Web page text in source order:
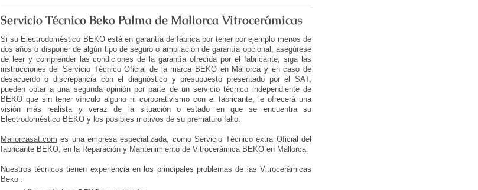
Servicio Técnico Beko Palma de Mallorca Vitrocerámicas
Si su Electrodoméstico BEKO está en garantía de fábrica por tener por ejemplo menos de
dos años o disponer de algún tipo de seguro o ampliación de garantía opcional, asegúrese
de leer y comprender las condiciones de la garantía ofrecida por el fabricante, siga las
instrucciones del Servicio Técnico Oficial de la marca BEKO en Mallorca y en caso de
desacuerdo o discrepancia con el diagnóstico y presupuesto presentado por el SAT,
pueden optar a una segunda opinión por parte de un servicio técnico independiente de
BEKO que sin tener vínculo alguno ni corporativismo con el fabricante, le ofrecerá una
visión más realista y veraz de la situación o estado en que se encuentra su
Electrodoméstico BEKO y los posibles motivos de su prematuro fallo.
Mallorcasat.com es una empresa especializada, como Servicio Técnico extra Oficial del
fabricante BEKO, en la Reparación y Mantenimiento de Vitrocerámica BEKO en Mallorca.
Nuestros técnicos tienen experiencia en los principales problemas de las Vitrocerámicas
Beko :